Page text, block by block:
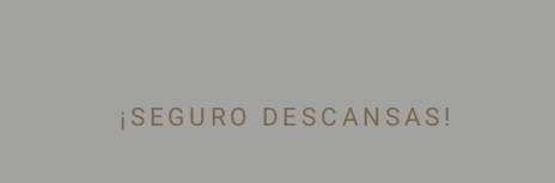
¡SEGURO DESCANSAS!